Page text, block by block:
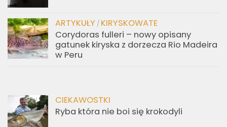
ARTYKUŁY / KIRYSKOWATE
Corydoras fulleri – nowy opisany
gatunek kiryska z dorzecza Rio Madeira
w Peru
CIEKAWOSTKI
Ryba która nie boi się krokodyli